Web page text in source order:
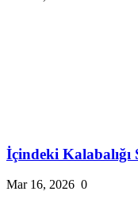
İçindeki Kalabalığı
Mar 16, 2026 0